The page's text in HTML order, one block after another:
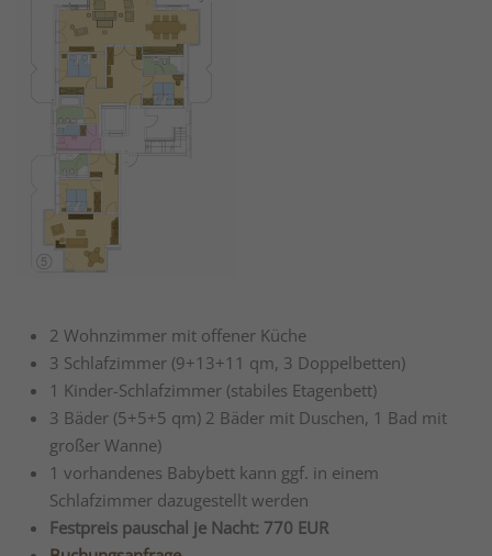
2 Wohnzimmer mit offener Küche
3 Schlafzimmer (9+13+11 qm, 3 Doppelbetten)
1 Kinder-Schlafzimmer (stabiles Etagenbett)
3 Bäder (5+5+5 qm) 2 Bäder mit Duschen, 1 Bad mit
großer Wanne)
1 vorhandenes Babybett kann ggf. in einem
Schlafzimmer dazugestellt werden
Festpreis pauschal je Nacht: 770 EUR